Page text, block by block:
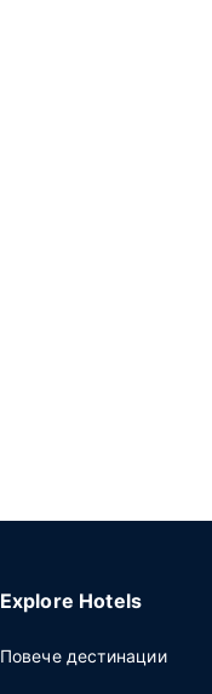
Explore Hotels
Повече дестинации